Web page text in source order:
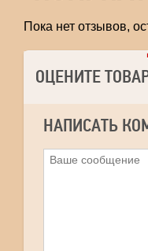
Пока нет отзывов,
ОЦЕНИТЕ
НАПИСАТЬ